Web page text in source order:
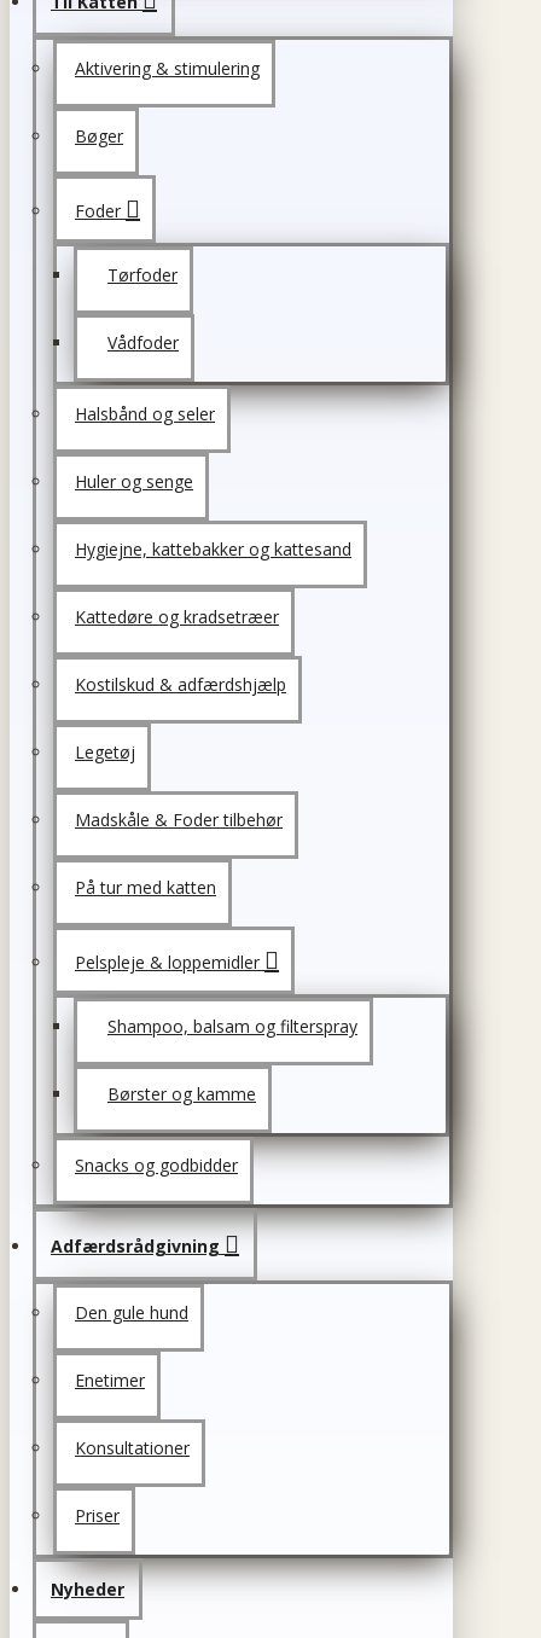
Aktivering & stimulering
Bøger
Foder
Tørfoder
Vådfoder
Halsbånd og seler
Huler og senge
Hygiejne, kattebakker og kattesand
Kattedøre og kradsetræer
Kostilskud & adfærdshjælp
Legetøj
Madskåle & Foder tilbehør
På tur med katten
Pelspleje & loppemidler
Shampoo, balsam og filterspray
Børster og kamme
Snacks og godbidder
Adfærdsrådgivning
Den gule hund
Enetimer
Konsultationer
Priser
Nyheder